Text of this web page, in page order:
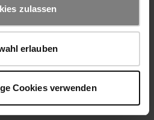
zulassen
erlauben
Cookies verwenden